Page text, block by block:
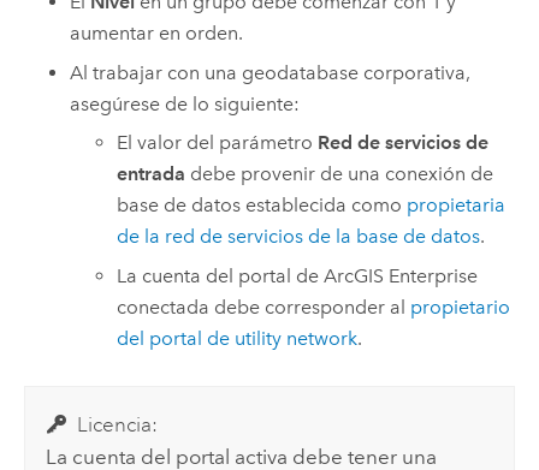
aumentar en orden.
Al trabajar con una geodatabase corporativa,
asegúrese de lo siguiente:
El valor del parámetro Red de servicios de
entrada debe provenir de una conexión de
base de datos establecida como propietaria
de la red de servicios de la base de datos.
La cuenta del portal deArcGIS Enterprise
conectada debe corresponder al propietario
del portal de utility network.
Licencia:
La cuenta del portal activa debe tener una